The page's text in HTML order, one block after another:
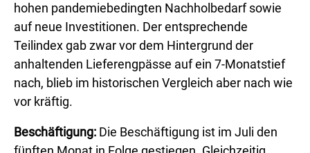
hohen pandemiebedingten Nachholbedarf sowie
auf neue Investitionen. Der entsprechende
Teilindex gab zwar vor dem Hintergrund der
anhaltenden Lieferengpässe auf ein 7-Monatstief
nach, blieb im historischen Vergleich aber nach wie
vor kräftig.
Beschäftigung: Die Beschäftigung ist im Juli den